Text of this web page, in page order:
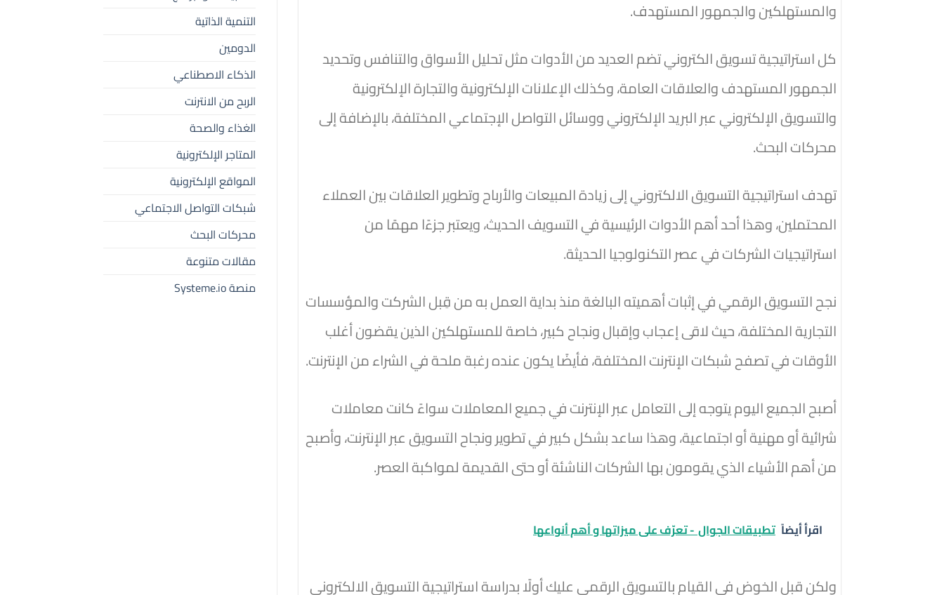
والمستهلكين والجمهور المستهدف.
كل استراتيجية تسويق الكتروني تضم العديد من الأدوات مثل تحليل الأسواق والتنافس وتحديد
الجمهور المستهدف والعلاقات العامة، وكذلك الإعلانات الإلكترونية والتجارة الإلكترونية
والتسويق الإلكتروني عبر البريد الإلكتروني ووسائل التواصل الإجتماعي المختلفة، بالإضافة إلى
محركات البحث.
تهدف استراتيجية التسويق الالكتروني إلى زيادة المبيعات والأرباح وتطوير العلاقات بين العملاء
المحتملين، وهذا أحد أهم الأدوات الرئيسية في التسويف الحديث، ويعتبر جزءًا مهمًا من
استراتيجيات الشركات في عصر التكنولوجيا الحديثة.
نجح التسويق الرقمي في إثبات أهميته البالغة منذ بداية العمل به من قِبل الشركت والمؤسسات
التجارية المختلفة، حيث لاقى إعجاب وإقبال ونجاح كبير، خاصة للمستهلكين الذين يقضون أغلب
الأوقات في تصفح شبكات الإنترنت المختلفة، فأيضًا يكون عنده رغبة ملحة في الشراء من الإنترنت.
أصبح الجميع اليوم يتوجه إلى التعامل عبر الإنترنت في جميع المعاملات سواءً كانت معاملات
شرائية أو مهنية أو اجتماعية، وهذا ساعد بشكل كبير في تطوير ونجاح التسويق عبر الإنترنت، وأصبح
من أهم الأشياء الذي يقومون بها الشركات الناشئة أو حتى القديمة لمواكبة العصر.
اقرأ أيضاً تطبيقات الجوال - تعرّف على ميزاتها و أهم أنواعها
ولكن قبل الخوض في القيام بالتسويق الرقمي عليك أولًا بدراسة استراتيجية التسويق الالكتروني
التنمية الذاتية
الدومين
الذكاء الاصطناعي
الربح من الانترنت
الغذاء والصحة
المتاجر الإلكترونية
المواقع الإلكترونية
شبكات التواصل الاجتماعي
محركات البحث
مقالات متنوعة
منصة Systeme.io